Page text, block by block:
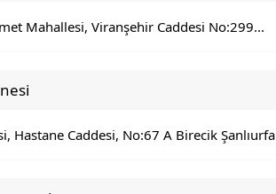
Mahallesi, Viranşehir Caddesi No:299...
Hastane Caddesi, No:67 A Birecik Şanlıurfa